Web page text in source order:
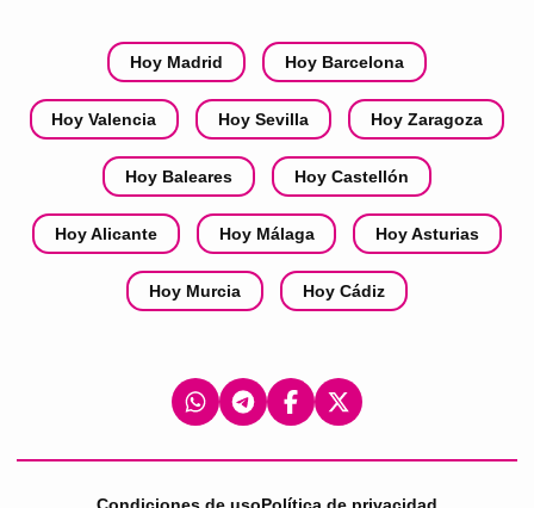
Hoy Madrid Hoy Barcelona
Hoy Valencia Hoy Sevilla Hoy Zaragoza
Hoy Baleares Hoy Castellón
Hoy Alicante Hoy Málaga Hoy Asturias
Hoy Murcia Hoy Cádiz